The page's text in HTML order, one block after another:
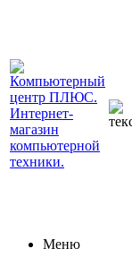
Меню